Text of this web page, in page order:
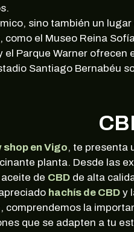
sino también un
el Museo Reina
el Parque Warner
Santiago Bernabéu
shop en Vigo, te presenta
planta. Desde las
de CBDde alta
hachís de CBD y
la
que se adapten a tu